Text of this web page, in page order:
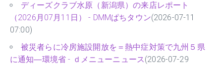
ディーズクラブ水原（新潟県）の来店レポート
（2026月07月11日） - DMMぱちタウン(2026-07-11
07:00)
被災者らに冷房施設開放を＝熱中症対策で九州５県
に通知―環境省 - ｄメニューニュース(2026-07-29